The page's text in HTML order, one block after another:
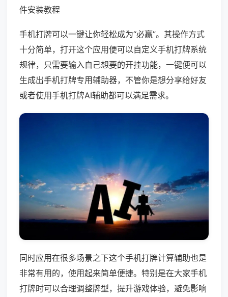
件安装教程
手机打牌可以一键让你轻松成为“必赢”。其操作方式
十分简单，打开这个应用便可以自定义手机打牌系统
规律，只需要输入自己想要的开挂功能，一键便可以
生成出手机打牌专用辅助器，不管你是想分享给好友
或者使用手机打牌AI辅助都可以满足需求。
同时应用在很多场景之下这个手机打牌计算辅助也是
非常有用的，使用起来简单便捷。特别是在大家手机
打牌时可以合理调整牌型，提升游戏体验，避免影响